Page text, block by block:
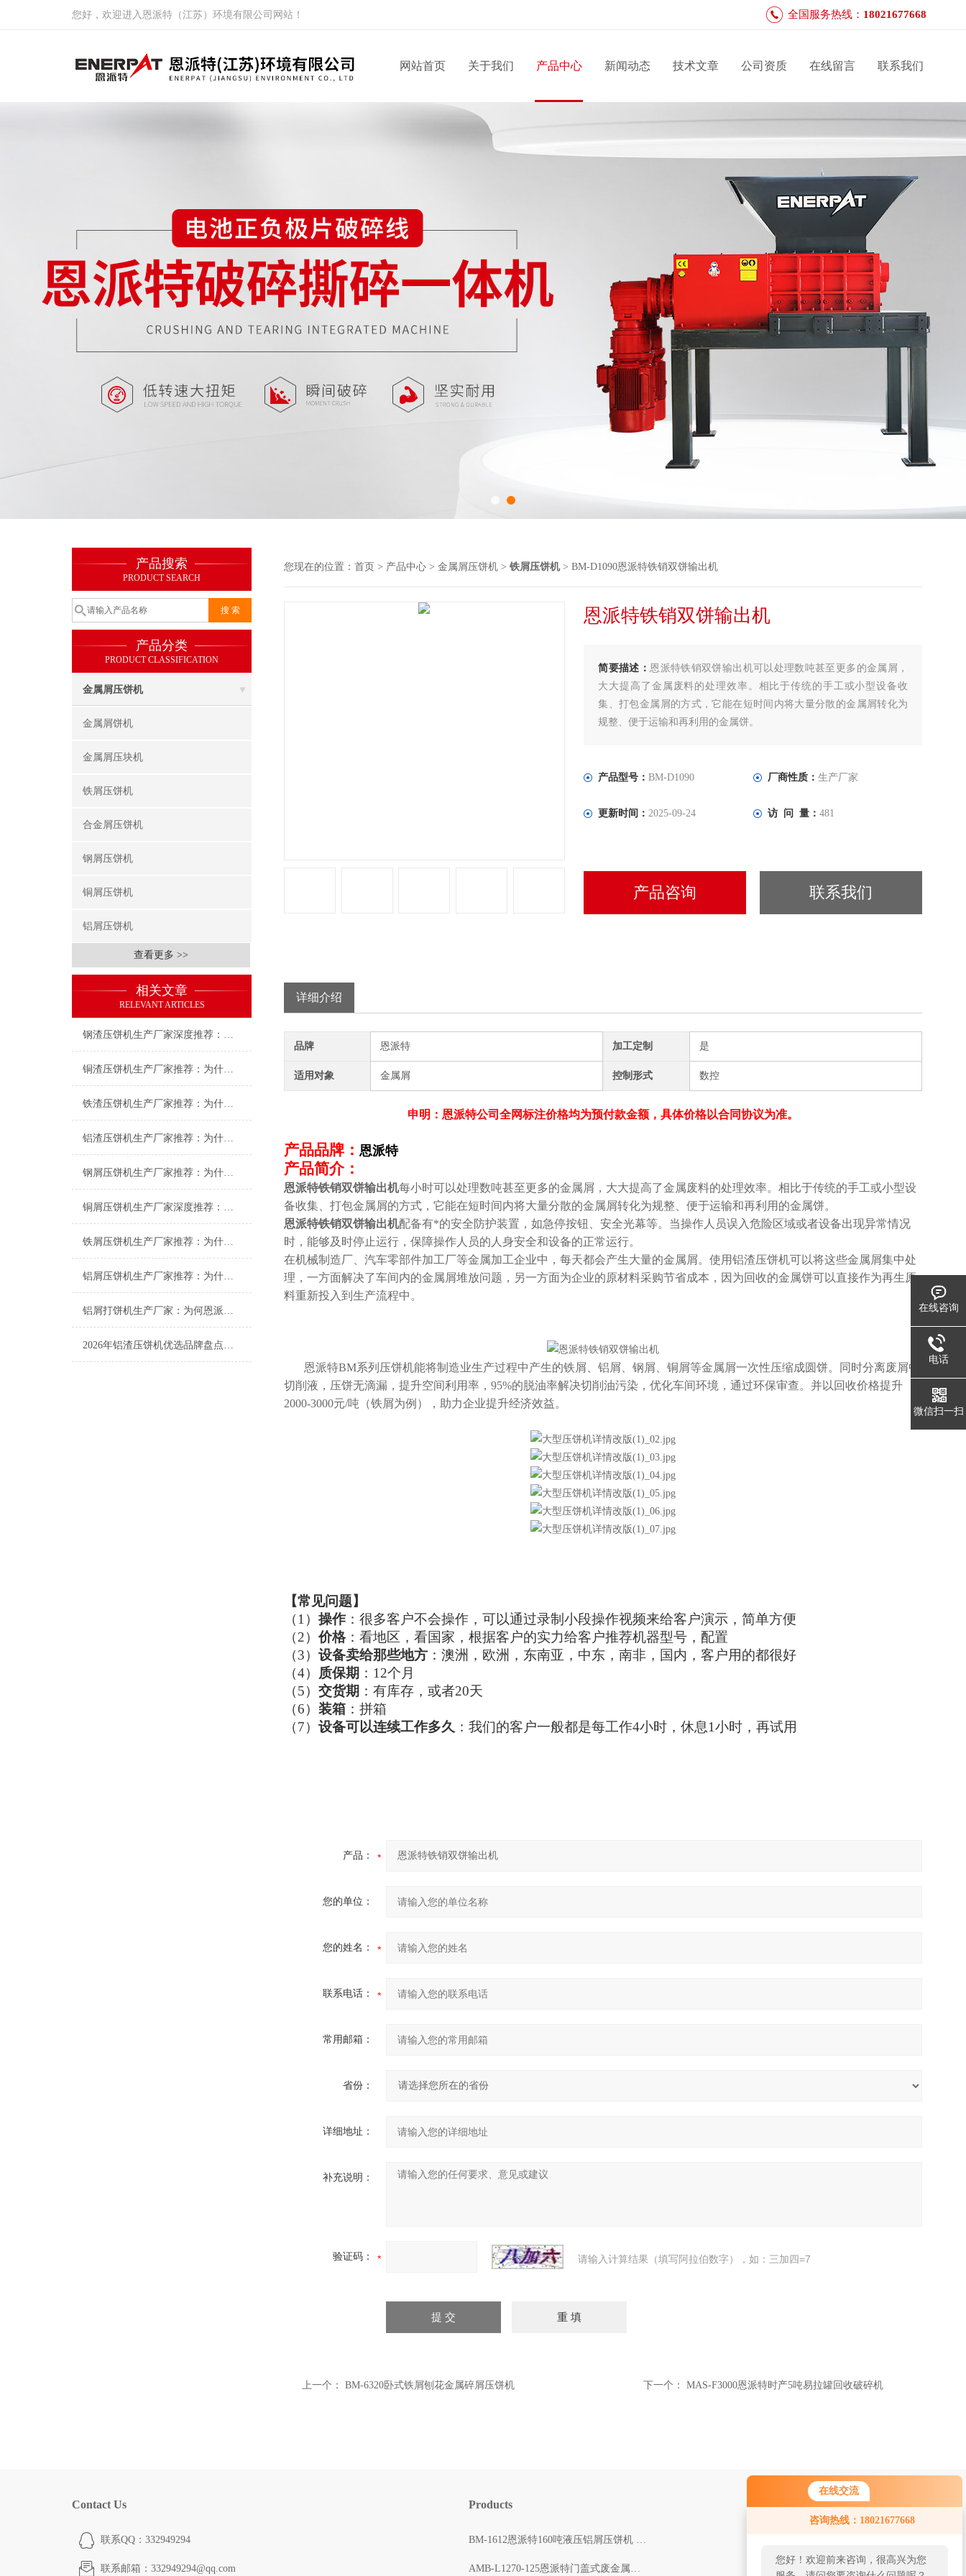
在线交流
咨询热线：18021677668
您好！欢迎前来咨询，很高兴为您
服务，请问您要咨询什么问题呢？
您好，看您停留很久了，是否找到
您好，欢迎进入恩派特（江苏）环境有限公司网站！ 全国服务热线： 18021677668
网站首页 关于我们 产品中心 新闻动态 技术文章 公司资质 在线留言 联系我们
产品搜索
PRODUCT SEARCH
产品分类
PRODUCT CLASSIFICATION
金属屑压饼机
金属屑饼机
金属屑压块机
铁屑压饼机
合金屑压饼机
钢屑压饼机
铜屑压饼机
铝屑压饼机
查看更多 >>
相关文章
RELEVANT ARTICLES
钢渣压饼机生产厂家深度推荐：为何恩派特成为高净值产线的优选
铜渣压饼机生产厂家推荐：为什么恩派特成为众多企业的信赖？
铁渣压饼机生产厂家推荐：为什么恩派特成为众多企业的优选？
铝渣压饼机生产厂家推荐：为什么恩派特是值得信赖的选择？
钢屑压饼机生产厂家推荐：为什么恩派特是您值得信赖的选择？
铜屑压饼机生产厂家深度推荐：为什么恩派特成为市场的“压饼专家”？
铁屑压饼机生产厂家推荐：为什么恩派特成为工业固废处理的优选品牌？
铝屑压饼机生产厂家推荐：为什么恩派特成为众多企业的优选？
铝屑打饼机生产厂家：为何恩派特成为行业优选？
2026年铝渣压饼机优选品牌盘点：恩派特凭何稳居行业技术第一梯队？
您现在的位置： 首页 > 产品中心 > 金属屑压饼机 > 铁屑压饼机> BM-D1090恩派特铁销双饼输出机
恩派特铁销双饼输出机
简要描述：恩派特铁销双饼输出机可以处理数吨甚至更多的金属屑，
大大提高了金属废料的处理效率。相比于传统的手工或小型设备收
集、打包金属屑的方式，它能在短时间内将大量分散的金属屑转化为
规整、便于运输和再利用的金属饼。
产品型号：BM-D1090 厂商性质： 生产厂家
更新时间：2025-09-24 访 问 量： 481
产品咨询 联系我们
详细介绍
品牌 恩派特 加工定制 是
适用对象 金属屑 控制形式 数控
申明：恩派特公司全网标注价格均为预付款金额，具体价格以合同协议为准。
产品品牌： 恩派特
产品简介：
恩派特铁销双饼输出机每小时可以处理数吨甚至更多的金属屑，大大提高了金属废料的处理效率。相比于传统的手工或小型设
备收集、打包金属屑的方式，它能在短时间内将大量分散的金属屑转化为规整、便于运输和再利用的金属饼。
恩派特铁销双饼输出机配备有*的安全防护装置，如急停按钮、安全光幕等。当操作人员误入危险区域或者设备出现异常情况
时，能够及时停止运行，保障操作人员的人身安全和设备的正常运行。
在机械制造厂、汽车零部件加工厂等金属加工企业中，每天都会产生大量的金属屑。使用铝渣压饼机可以将这些金属屑集中处
理，一方面解决了车间内的金属屑堆放问题，另一方面为企业的原材料采购节省成本，因为回收的金属饼可以直接作为再生原
料重新投入到生产流程中。
恩派特BM系列压饼机能将制造业生产过程中产生的铁屑、铝屑、钢屑、铜屑等金属屑一次性压缩成圆饼。同时分离废屑中
切削液，压饼无滴漏，提升空间利用率，95%的脱油率解决切削油污染，优化车间环境，通过环保审查。并以回收价格提升
2000-3000元/吨（铁屑为例），助力企业提升经济效益。
【常见问题】
（1） 操作 ：很多客户不会操作，可以通过录制小段操作视频来给客户演示，简单方便
（2） 价格：看地区，看国家，根据客户的实力给客户推荐机器型号，配置
（3） 设备卖给那些地方 ：澳洲，欧洲，东南亚，中东，南非，国内，客户用的都很好
（4） 质保期 ：12个月
（5） 交货期 ：有库存，或者20天
（6） 装箱 ：拼箱
（7） 设备可以连续工作多久 ：我们的客户一般都是每工作4小时，休息1小时，再试用
产品：
您的单位：
您的姓名：
联系电话：
常用邮箱：
省份：
详细地址：
补充说明：
验证码： 请输入计算结果（填写阿拉伯数字），如：三加四=7
上一个： BM-6320卧式铁屑刨花金属碎屑压饼机 下一个： MAS-F3000恩派特时产5吨易拉罐回收破碎机
Contact Us
联系QQ：332949294
联系邮箱：332949294@qq.com
Products
BM-1612恩派特160吨液压铝屑压饼机 自动打包出块 金属废料打包机
AMB-L1270-125恩派特门盖式废金属压块打包机 自动压缩
在线咨询
电话
微信扫一扫